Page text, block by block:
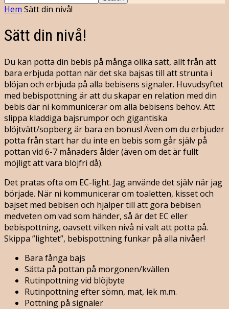
Hem Sätt din nivå!
Sätt din nivå!
Du kan potta din bebis på många olika sätt, allt från att
bara erbjuda pottan när det ska bajsas till att strunta i
blöjan och erbjuda på alla bebisens signaler. Huvudsyftet
med bebispottning är att du skapar en relation med din
bebis där ni kommunicerar om alla bebisens behov. Att
slippa kladdiga bajsrumpor och gigantiska
blöjtvätt/sopberg är bara en bonus! Även om du erbjuder
potta från start har du inte en bebis som går själv på
pottan vid 6-7 månaders ålder (även om det är fullt
möjligt att vara blöjfri då).
Det pratas ofta om EC-light. Jag använde det själv när jag
började. När ni kommunicerar om toaletten, kisset och
bajset med bebisen och hjälper till att göra bebisen
medveten om vad som händer, så är det EC eller
bebispottning, oavsett vilken nivå ni valt att potta på.
Skippa ”lightet”, bebispottning funkar på alla nivåer!
Bara fånga bajs
Sätta på pottan på morgonen/kvällen
Rutinpottning vid blöjbyte
Rutinpottning efter sömn, mat, lek m.m.
Pottning på signaler